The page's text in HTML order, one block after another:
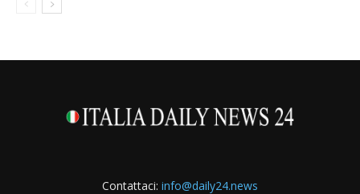
Contattaci: info@daily24.news